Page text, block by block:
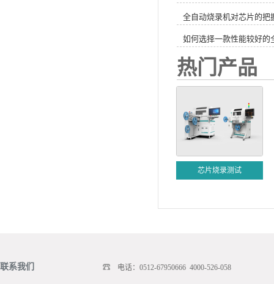
全自动烧录机对芯片的把
如何选择一款性能较好的
热门产品
芯片烧录测试
联系我们 电话：0512-67950666 4000-526-058